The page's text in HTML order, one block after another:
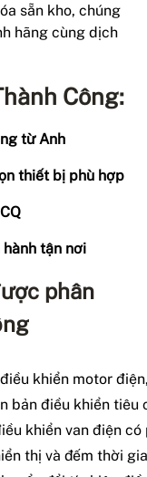
sẵn kho, chúng
hãng cùng dịch
Công:
từ Anh
thiết bị phù hợp
tận nơi
phân
khiển motor
bản điều khiển tiêu
khiển van điện
thị và đếm thời